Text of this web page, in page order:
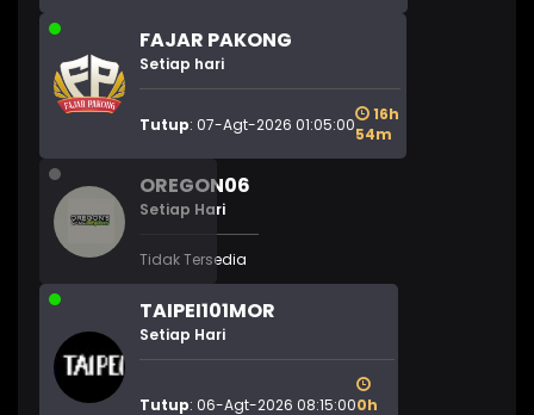
FAJAR PAKONG
Setiap hari
Tutup: 07-Agt-2026 01:05:00
16h
54m
OREGON06
Setiap Hari
Tidak Tersedia
TAIPEI101MOR
Setiap Hari
Tutup: 06-Agt-2026 08:15:000h